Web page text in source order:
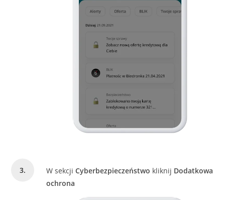
W sekcjiCyberbezpieczeństwo kliknij Dodatkowa
ochrona